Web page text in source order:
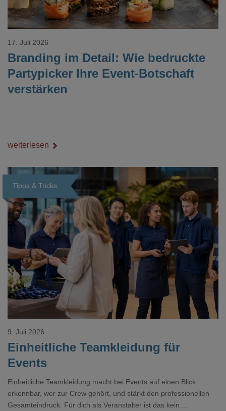
Branding im Detail: Wie bedruckte
Partypicker Ihre Event-Botschaft
verstärken
17. Juli 2026
weiterlesen
Tipps & Tricks
Loading...
Einheitliche Teamkleidung für
Events
9. Juli 2026
Einheitliche Teamkleidung macht bei Events auf einen Blick
erkennbar, wer zur Crew gehört, und stärkt den professionellen
Gesamteindruck. Für dich als Veranstalter ist das kein